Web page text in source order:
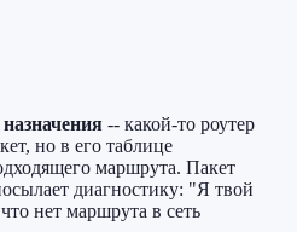
-- какой-то роутер
но в его таблице
маршрута. Пакет
диагностику: "Я твой
нет маршрута в сеть